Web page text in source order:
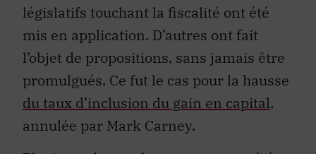
législatifs touchant la fiscalité ont été
mis en application. D’autres ont fait
l’objet de propositions, sans jamais être
promulgués. Ce fut le cas pour la hausse
du taux d’inclusion du gain en capital,
annulée par Mark Carney.